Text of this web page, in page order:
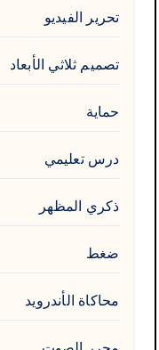
تحرير الفيديو
تصميم ثلاثي الأبعاد
حماية
درس تعليمي
ذكري المظهر
ضغط
محاكاة الأندرويد